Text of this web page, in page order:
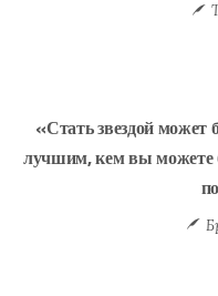
«Стать звездой может
лучшим, кем вы можете